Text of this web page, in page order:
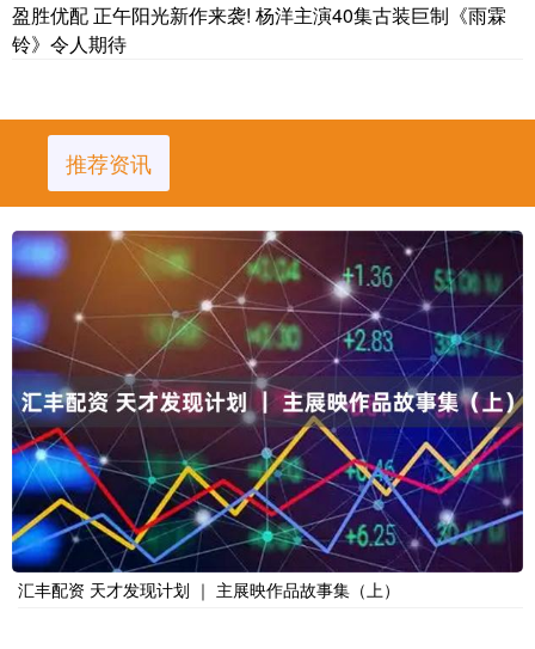
盈胜优配 正午阳光新作来袭! 杨洋主演40集古装巨制《雨霖
铃》令人期待
推荐资讯
汇丰配资 天才发现计划 ｜ 主展映作品故事集（上）